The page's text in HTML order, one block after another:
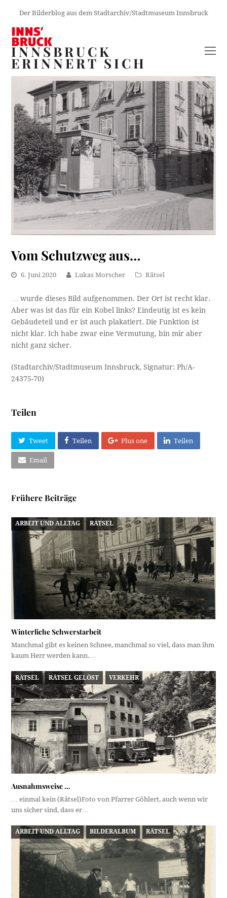
Der Bilderblog aus dem Stadtarchiv/Stadtmuseum Innsbruck
INNSBRUCK
ERINNERT SICH
Vom Schutzweg aus…
6. Juni 2020 Lukas Morscher Rätsel
… wurde dieses Bild aufgenommen. Der Ort ist recht klar.
Aber was ist das für ein Kobel links? Eindeutig ist es kein
Gebäudeteil und er ist auch plakatiert. Die Funktion ist
nicht klar. Ich habe zwar eine Vermutung, bin mir aber
nicht ganz sicher.
(Stadtarchiv/Stadtmuseum Innsbruck, Signatur: Ph/A-
24375-70)
Teilen
Tweet Teilen Plus one Teilen
Email
Frühere Beiträge
ARBEIT UND ALLTAG RÄTSEL
Winterliche Schwerstarbeit
Manchmal gibt es keinen Schnee, manchmal so viel, dass man ihm
kaum Herr werden kann.…
RÄTSEL RÄTSEL GELÖST VERKEHR
Ausnahmsweise …
… einmal kein (Rätsel)Foto von Pfarrer Göhlert, auch wenn wir
uns sicher sind, dass er…
ARBEIT UND ALLTAG BILDERALBUM RÄTSEL